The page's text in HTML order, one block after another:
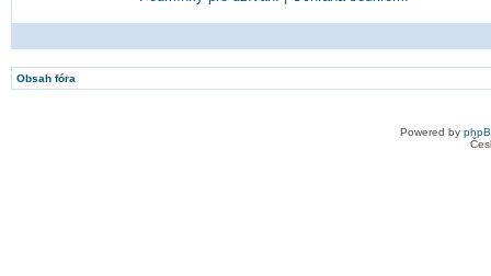
Obsah fóra
Powered by